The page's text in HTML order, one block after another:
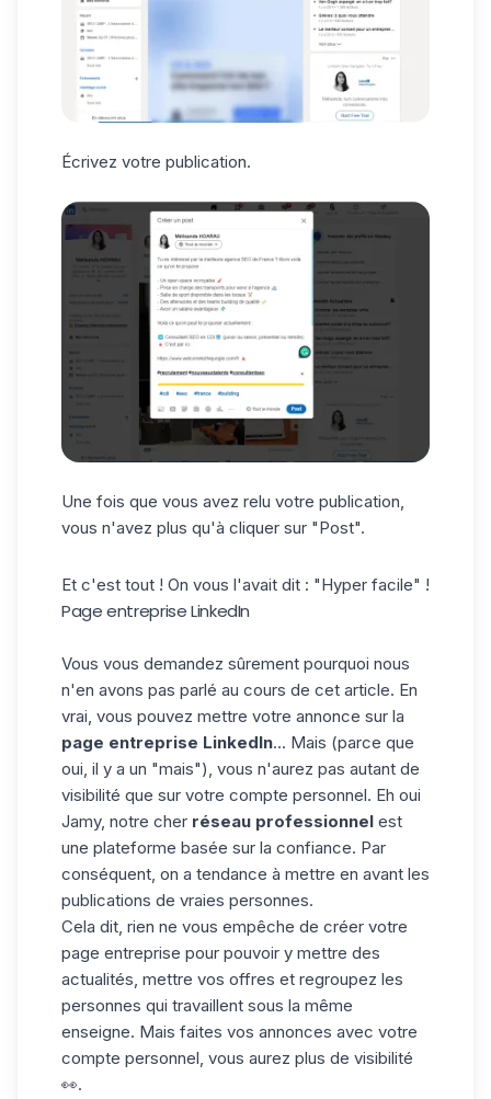
Écrivez votre publication.
Une fois que vous avez relu votre publication,
vous n'avez plus qu'à cliquer sur "Post".
Et c'est tout ! On vous l'avait dit : "Hyper facile" !
Page entreprise LinkedIn
Vous vous demandez sûrement pourquoi nous
n'en avons pas parlé au cours de cet article. En
vrai, vous pouvez mettre votre annonce sur la
page entreprise LinkedIn... Mais (parce que
oui, il y a un "mais"), vous n'aurez pas autant de
visibilité que sur votre compte personnel. Eh oui
Jamy, notre cher réseau professionnel est
une plateforme basée sur la confiance. Par
conséquent, on a tendance à mettre en avant les
publications de vraies personnes.
Cela dit, rien ne vous empêche de créer votre
page entreprise pour pouvoir y mettre des
actualités, mettre vos offres et regroupez les
personnes qui travaillent sous la même
enseigne. Mais faites vos annonces avec votre
compte personnel, vous aurez plus de visibilité
👀.